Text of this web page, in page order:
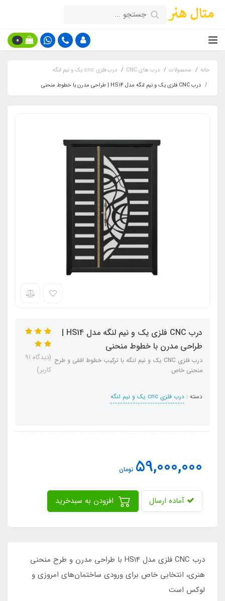
0
خانه محصولات درب های CNC
درب فلزی cnc یک و نیم لنگه
درب CNC فلزی یک و نیم لنگه مدل HS14 | طراحی مدرن با خطوط منحنی
درب CNC فلزی یک و نیم لنگه مدل HS14 |
طراحی مدرن با خطوط منحنی
درب فلزی CNC یک و نیم لنگه با ترکیب خطوط افقی و طرح
منحنی خاص
دسته : درب فلزی cnc یک و نیم لنگه
(دیدگاه 91
کاربر)
59,000,000 تومان
آماده ارسال
درب CNC فلزی مدل HS14 با طراحی مدرن و طرح منحنی
هنری، انتخابی خاص برای ورودی ساختمان‌های امروزی و
لوکس است